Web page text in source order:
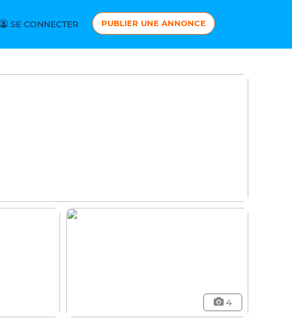
SE CONNECTER PUBLIER UNE ANNONCE
4